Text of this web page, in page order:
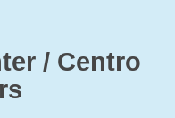
/ Centro